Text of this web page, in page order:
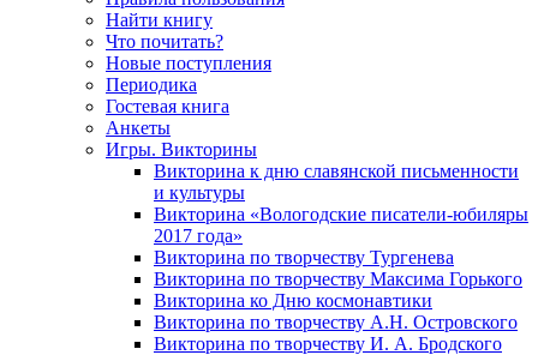
Найти книгу
Что почитать?
Новые поступления
Периодика
Гостевая книга
Анкеты
Игры. Викторины
Викторина к дню славянской письменности
и культуры
Викторина «Вологодские писатели-юбиляры
2017 года»
Викторина по творчеству Тургенева
Викторина по творчеству Максима Горького
Викторина ко Дню космонавтики
Викторина по творчеству А.Н. Островского
Викторина по творчеству И. А. Бродского